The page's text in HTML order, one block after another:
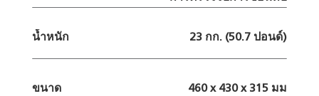
น้ำหนัก 23 กก. (50.7 ปอนด์)
ขนาด 460 x 430 x 315 มม